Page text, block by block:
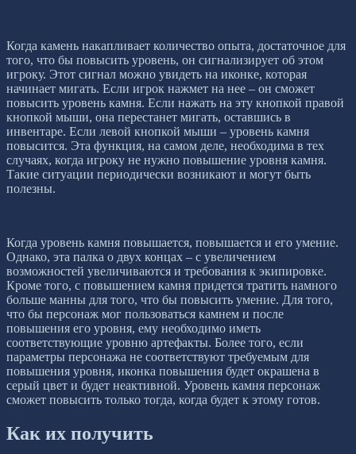
Когда камень накапливает количество опыта, достаточное для
того, что бы повысить уровень, он сигнализирует об этом
игроку. Этот сигнал можно увидеть на иконке, которая
начинает мигать. Если игрок нажмет на нее – он сможет
повысить уровень камня. Если нажать на эту кнопкой правой
кнопкой мыши, она перестанет мигать, оставшись в
инвентаре. Если левой кнопкой мыши – уровень камня
повысится. Эта функция, на самом деле, необходима в тех
случаях, когда игроку не нужно повышение уровня камня.
Такие ситуации периодически возникают и могут быть
полезны.
Когда уровень камня повышается, повышается и его умение.
Однако, эта палка о двух концах – с увеличением
возможностей увеличиваются и требования к экипировке.
Кроме того, с повышением камня придется тратить намного
больше манны для того, что бы повысить умение. Для того,
что бы персонаж мог пользоваться камнем и после
повышения его уровня, ему необходимо иметь
соответствующие уровню артефакты. Более того, если
параметры персонажа не соответствуют требуемым для
повышения уровня, иконка повышения будет окрашена в
серый цвет и будет неактивной. Уровень камня персонаж
сможет повысить только тогда, когда будет к этому готов.
Как их получить